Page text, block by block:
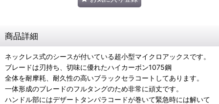
商品詳細
ネックレス式のシースが付いている超小型マイクロアックスです。
ブレードは刃持ち、切味に優れたハイカーボン1075鋼
全体を耐摩耗、耐久性の高いブラックセラコートしてあります。
一体形成のブレードのフルタングのため非常に頑丈です。
ハンドル部にはデザートタンパラコードが巻いて緊急時には解いて